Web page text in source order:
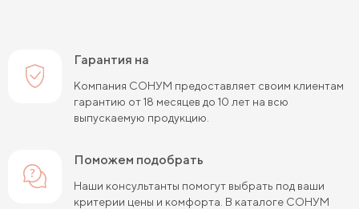
Тумбы с 1 ящиком
Гарантия на
Компания СОНУМ предоставляет своим клиентам
гарантию от 18 месяцев до 10 лет на всю
выпускаемую продукцию.
Поможем подобрать
Наши консультанты помогут выбрать под ваши
критерии цены и комфорта. В каталоге СОНУМ